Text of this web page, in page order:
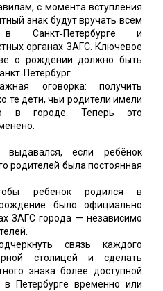
с момента вступления
знак будут вручать всем
Санкт‑Петербурге и
органах ЗАГС. Ключевое
о рождении должно быть
оговорка: получить
те дети, чьи родители имели
в городе. Теперь это
если ребёнок
родителей была постоянная
ребёнок родился в
было официально
ЗАГС города — независимо
связь каждого
столицей и сделать
знака более доступной
Петербурге временно или